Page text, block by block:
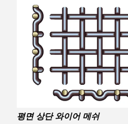
평면 상단 와이어 메쉬